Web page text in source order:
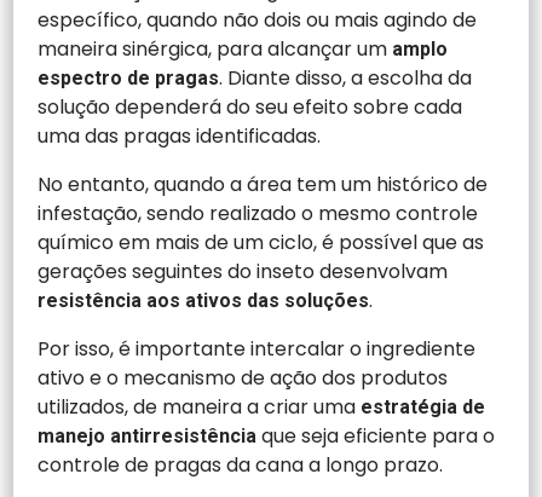
específico, quando não dois ou mais agindo de
maneira sinérgica, para alcançar um amplo
espectro de pragas. Diante disso, a escolha da
solução dependerá do seu efeito sobre cada
uma das pragas identificadas.
No entanto, quando a área tem um histórico de
infestação, sendo realizado o mesmo controle
químico em mais de um ciclo, é possível que as
gerações seguintes do inseto desenvolvam
resistência aos ativos das soluções.
Por isso, é importante intercalar o ingrediente
ativo e o mecanismo de ação dos produtos
utilizados, de maneira a criar uma estratégia de
manejo antirresistência que seja eficiente para o
controle de pragas da cana a longo prazo.